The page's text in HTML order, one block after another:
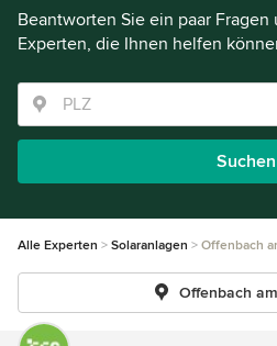
Beantworten Sie ein paar
Experten, die Ihnen helfen
Suchen
Alle Experten Solaranlagen Offenbach
Offenbach